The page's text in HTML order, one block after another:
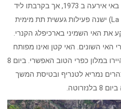
אונסק”ו. ההתפרצות האחרונה באי אירעה ב 1973, אך בקרבתו ליד
הכפר לה-רסטינגה (La Restinga) ישנה פעילות געשית תת מימית
את האי השמיני בארכיפלג הקנרי.
האי השונים. האי קטן ואינו מפותח
תיירותית, הלינה ביום 7 באל-היירו במלון כפרי הטוב האפשרי. ביום 8
נמריא לטנריף ובטיסת המשך